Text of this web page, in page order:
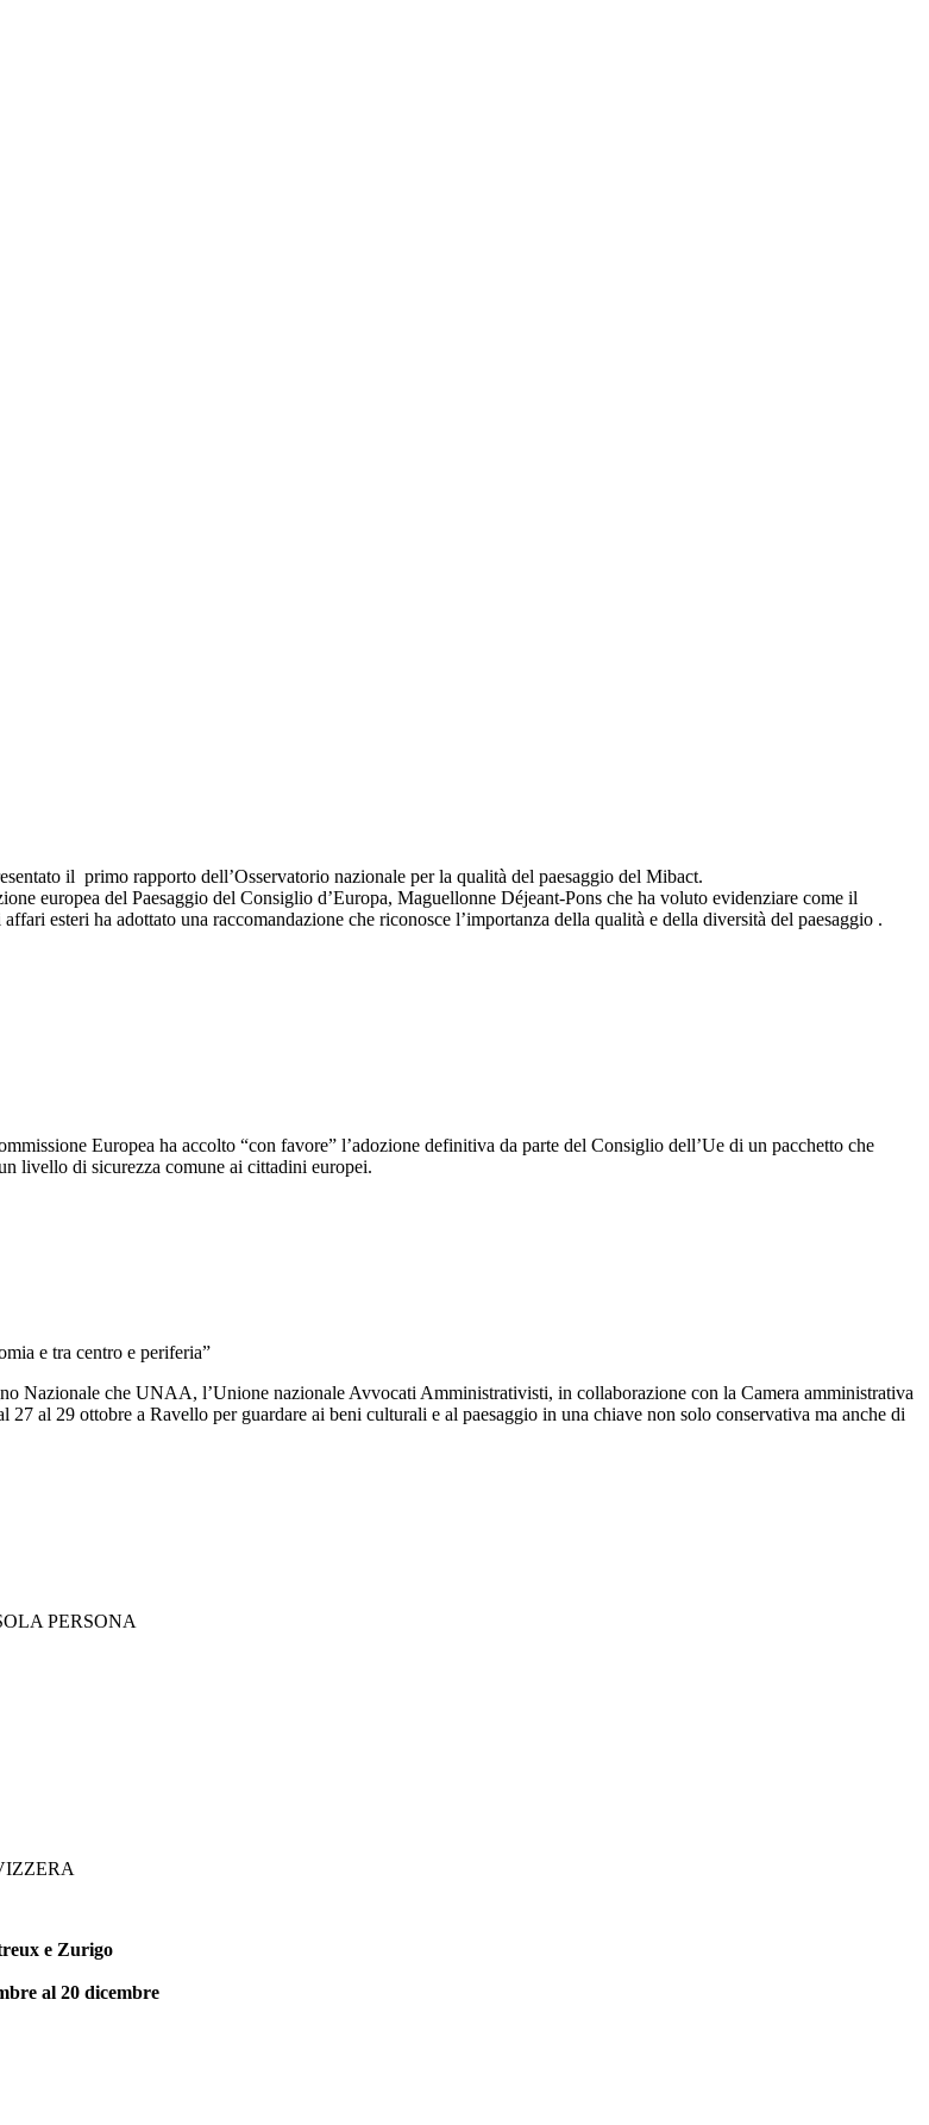
il primo rapporto dell’Osservatorio nazionale per la qualità del paesaggio del Mibact.
europea del Paesaggio del Consiglio d’Europa, Maguellonne Déjeant-Pons che ha voluto evidenziare come il
esteri ha adottato una raccomandazione che riconosce l’importanza della qualità e della diversità del paesaggio .
Europea ha accolto “con favore” l’adozione definitiva da parte del Consiglio dell’Ue di un pacchetto che
livello di sicurezza comune ai cittadini europei.
e tra centro e periferia”
Nazionale che UNAA, l’Unione nazionale Avvocati Amministrativisti, in collaborazione con la Camera amministrativa
al 29 ottobre a Ravello per guardare ai beni culturali e al paesaggio in una chiave non solo conservativa ma anche di
PERSONA
e Zurigo
al 20 dicembre